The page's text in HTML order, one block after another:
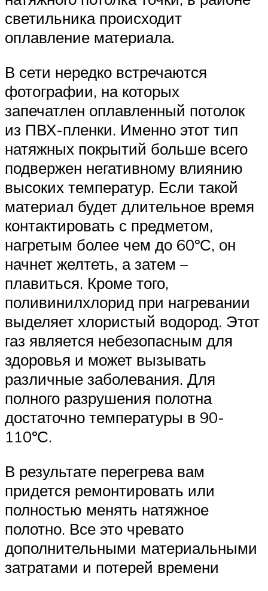
светильника происходит
оплавление материала.
В сети нередко встречаются
фотографии, на которых
запечатлен оплавленный потолок
из ПВХ-пленки. Именно этот тип
натяжных покрытий больше всего
подвержен негативному влиянию
высоких температур. Если такой
материал будет длительное время
контактировать с предметом,
нагретым более чем до 60ºС, он
начнет желтеть, а затем –
плавиться. Кроме того,
поливинилхлорид при нагревании
выделяет хлористый водород. Этот
газ является небезопасным для
здоровья и может вызывать
различные заболевания. Для
полного разрушения полотна
достаточно температуры в 90-
110ºС.
В результате перегрева вам
придется ремонтировать или
полностью менять натяжное
полотно. Все это чревато
дополнительными материальными
затратами и потерей времени